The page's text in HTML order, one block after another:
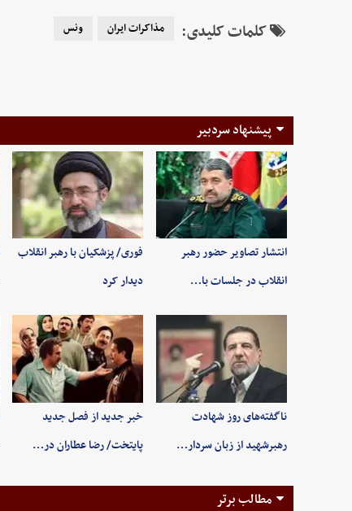
کلمات کلیدی: مذاکرات ایران ونس
پیشنهاد سردبیر
انتشار تصاویر حضور رهبر
انقلاب در جلسات با…
فوری/ پزشکیان با رهبر انقلاب
دیدار کرد
ناگفته‌های روز شهادت
رهبرشهید از زبان سردار…
خبر جدید از فصل جدید
پایتخت/ رضا عطاران در…
مطالب برتر